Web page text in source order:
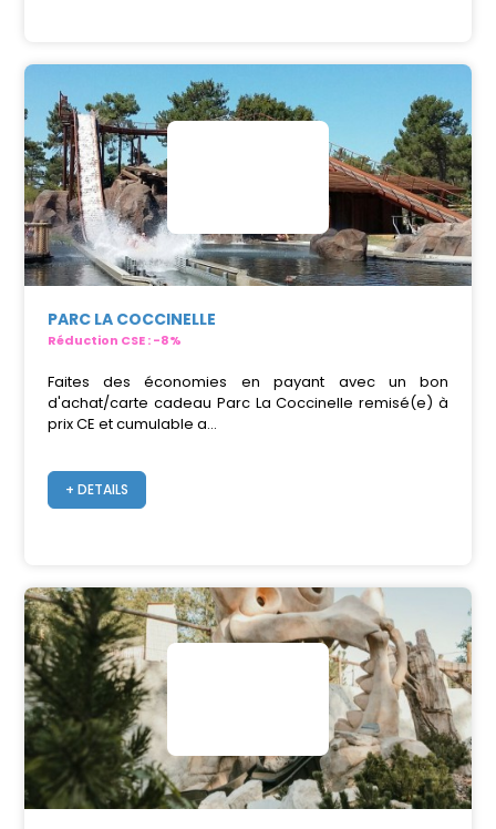
PARC LA COCCINELLE
Réduction CSE : -8%
Faites des économies en payant avec un bon
d'achat/carte cadeau Parc La Coccinelle remisé(e) à
prix CE et cumulable a...
+ DETAILS